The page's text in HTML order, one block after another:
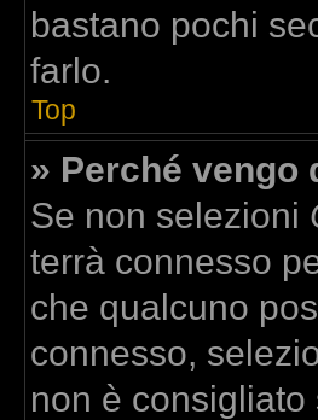
bastano pochi
farlo.
Top
» Perché vengo
Se non selezioni
terrà connesso
che qualcuno
connesso,
non è